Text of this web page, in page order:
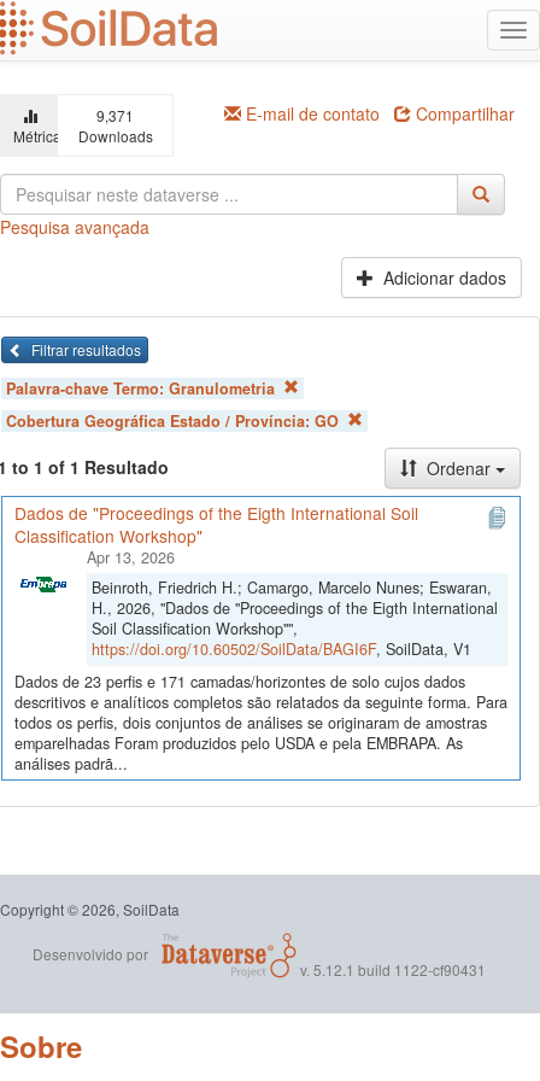
Ir
para
o
principal
Métricas
9,371
Downloads
E-mail de contato Compartilhar
Pesquisa avançada
Adicionar dados
Filtrar resultados
Palavra-chave Termo: Granulometria
Cobertura Geográfica Estado / Província: GO
to 1 of 1 Resultado
Ordenar
Dados de "Proceedings of the Eigth International Soil
Classification Workshop"
Apr 13, 2026
Beinroth, Friedrich H.; Camargo, Marcelo Nunes; Eswaran,
H., 2026, "Dados de "Proceedings of the Eigth International
Soil Classification Workshop"",
https://doi.org/10.60502/SoilData/BAGI6F, SoilData, V1
Dados de 23 perfis e 171 camadas/horizontes de solo cujos dados
descritivos e analíticos completos são relatados da seguinte forma. Para
todos os perfis, dois conjuntos de análises se originaram de amostras
emparelhadas Foram produzidos pelo USDA e pela EMBRAPA. As
análises padrã...
Copyright © 2026, SoilData
Desenvolvido por
v. 5.12.1 build 1122-cf90431
Sobre